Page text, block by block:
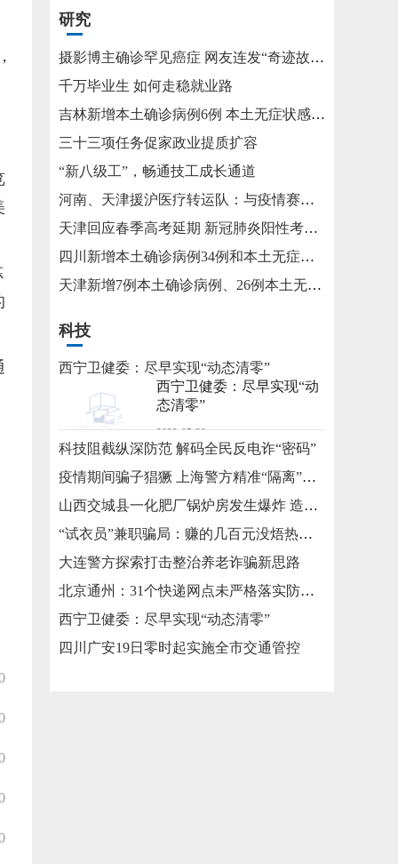
研究
摄影博主确诊罕见癌症 网友连发“奇迹故事”不允许他躺平
千万毕业生 如何走稳就业路
吉林新增本土确诊病例6例 本土无症状感染者15例
三十三项任务促家政业提质扩容
“新八级工”，畅通技工成长通道
河南、天津援沪医疗转运队：与疫情赛跑 为生命护航
天津回应春季高考延期 新冠肺炎阳性考生将在医院考试
四川新增本土确诊病例34例和本土无症状感染者115例
天津新增7例本土确诊病例、26例本土无症状感染者
科技
西宁卫健委：尽早实现“动态清零”
西宁卫健委：尽早实现“动
态清零”
2022-05-20
科技阻截纵深防范 解码全民反电诈“密码”
疫情期间骗子猖獗 上海警方精准“隔离”涉疫类诈骗
山西交城县一化肥厂锅炉房发生爆炸 造成3死2伤
“试衣员”兼职骗局：赚的几百元没焐热就被骗走几万元
大连警方探索打击整治养老诈骗新思路
北京通州：31个快递网点未严格落实防疫措施被责令整改
西宁卫健委：尽早实现“动态清零”
四川广安19日零时起实施全市交通管控